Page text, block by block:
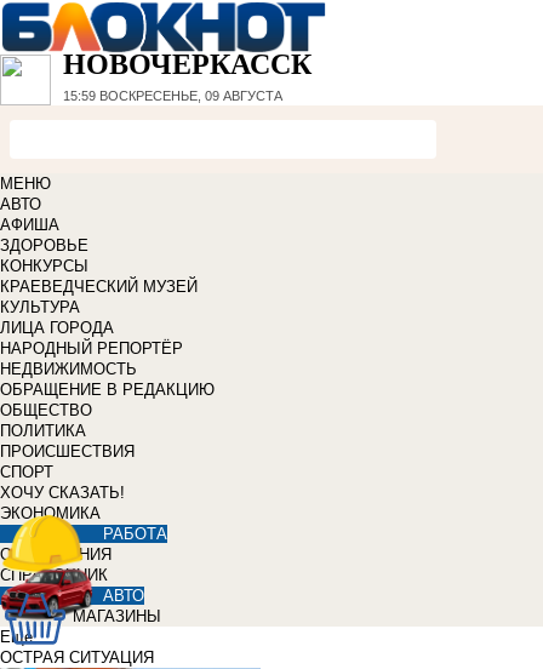
НОВОЧЕРКАССК
15:59 ВОСКРЕСЕНЬЕ, 09 АВГУСТА
МЕНЮ
АВТО
АФИША
ЗДОРОВЬЕ
КОНКУРСЫ
КРАЕВЕДЧЕСКИЙ МУЗЕЙ
КУЛЬТУРА
ЛИЦА ГОРОДА
НАРОДНЫЙ РЕПОРТЁР
НЕДВИЖИМОСТЬ
ОБРАЩЕНИЕ В РЕДАКЦИЮ
ОБЩЕСТВО
ПОЛИТИКА
ПРОИСШЕСТВИЯ
СПОРТ
ХОЧУ СКАЗАТЬ!
ЭКОНОМИКА
РАБОТА
ОБЪЯВЛЕНИЯ
СПРАВОЧНИК
АВТО
МАГАЗИНЫ
Еще
ОСТРАЯ СИТУАЦИЯ